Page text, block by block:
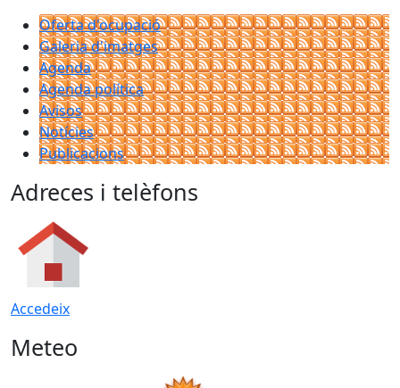
Oferta d'ocupació
Galeria d'imatges
Agenda
Agenda política
Avisos
Notícies
Publicacions
Adreces i telèfons
Accedeix
Meteo